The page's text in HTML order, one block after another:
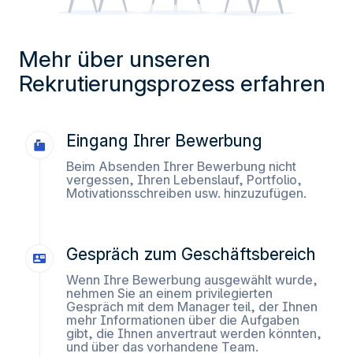
Website gelangen.
Personalisierte Angebote und Dienste bereitstellen und
Möglichkeit geben, Inhalte anzuzeigen, die auf einer
Mehr über unseren
Rekrutierungsprozess erfahren
Eingang Ihrer Bewerbung
Beim Absenden Ihrer Bewerbung nicht
vergessen, Ihren Lebenslauf, Portfolio,
Motivationsschreiben usw. hinzuzufügen.
Gespräch zum Geschäftsbereich
Wenn Ihre Bewerbung ausgewählt wurde,
nehmen Sie an einem privilegierten
Gespräch mit dem Manager teil, der Ihnen
mehr Informationen über die Aufgaben
gibt, die Ihnen anvertraut werden könnten,
und über das vorhandene Team.